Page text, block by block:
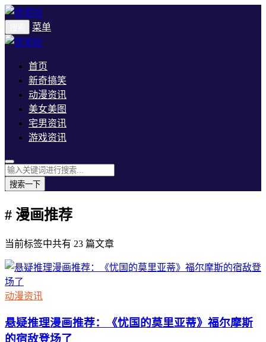
菜单
首页
新奇搞笑
动漫资讯
美女美图
宅男资讯
游戏资讯
搜索一下
# 漫画推荐
当前标签中共有 23 篇文章
动漫资讯
悬疑推理漫画推荐：《忧国的莫里亚蒂》福尔摩斯
的宿敌登场了